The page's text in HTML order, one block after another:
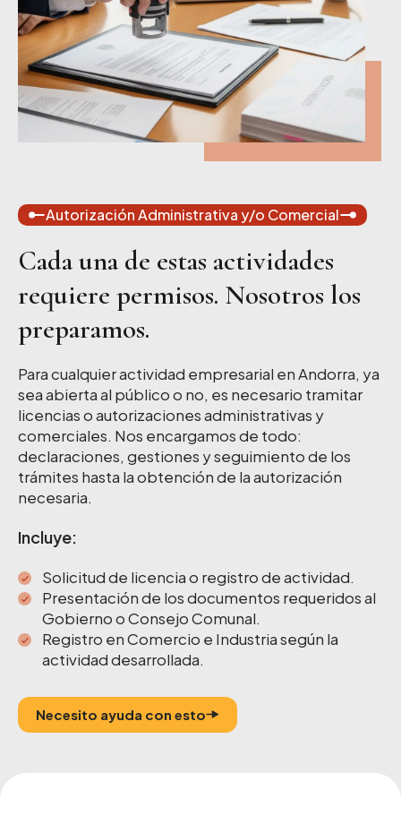
Autorización Administrativa y/o Comercial
Cada una de estas actividades
requiere permisos. Nosotros los
preparamos.
Para cualquier actividad empresarial en Andorra, ya
sea abierta al público o no, es necesario tramitar
licencias o autorizaciones administrativas y
comerciales. Nos encargamos de todo:
declaraciones, gestiones y seguimiento de los
trámites hasta la obtención de la autorización
necesaria.
Incluye:
Solicitud de licencia o registro de actividad.
Presentación de los documentos requeridos al
Gobierno o Consejo Comunal.
Registro en Comercio e Industria según la
actividad desarrollada.
Necesito ayuda con esto